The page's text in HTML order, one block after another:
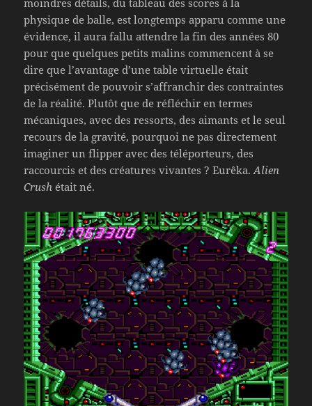
physique de balle, est longtemps apparu comme une
évidence, il aura fallu attendre la fin des années 80
pour que quelques petits malins commencent à se
dire que l’avantage d’une table virtuelle était
précisément de pouvoir s’affranchir des contraintes
de la réalité. Plutôt que de réfléchir en termes
mécaniques, avec des ressorts, des aimants et le seul
recours de la gravité, pourquoi ne pas directement
imaginer un flipper avec des téléporteurs, des
raccourcis et des créatures vivantes ? Eurêka.Alien
Crush était né.